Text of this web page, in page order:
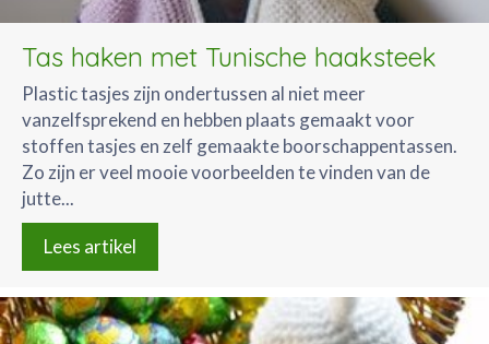
Tas haken met Tunische haaksteek
Plastic tasjes zijn ondertussen al niet meer
vanzelfsprekend en hebben plaats gemaakt voor
stoffen tasjes en zelf gemaakte boorschappentassen.
Zo zijn er veel mooie voorbeelden te vinden van de
jutte...
Lees artikel